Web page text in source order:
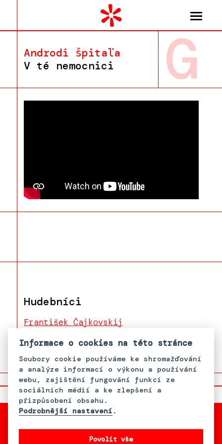
Androdi špitaľa
V té nemocnici
G
Hudebníci
František Čajkovskij
Informace o cookies na této stránce
Soubory cookie používáme ke shromažďování
a analýze informací o výkonu a používání
webu, zajištění fungování funkcí ze
sociálních médií a ke zlepšení a
přizpůsobení obsahu.
Podrobnější nastavení .
Povolit vše